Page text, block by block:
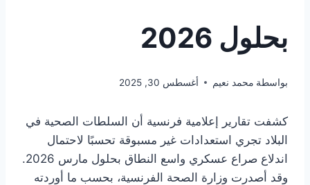
بحلول 2026
بواسطة محمد نعيم أغسطس 30, 2025
كشفت تقارير إعلامية فرنسية أن السلطات الصحية في
البلاد تجري استعدادات غير مسبوقة تحسبًا لاحتمال
اندلاع صراع عسكري واسع النطاق بحلول مارس 2026.
وقد أصدرت وزارة الصحة الفرنسية، بحسب ما أوردته